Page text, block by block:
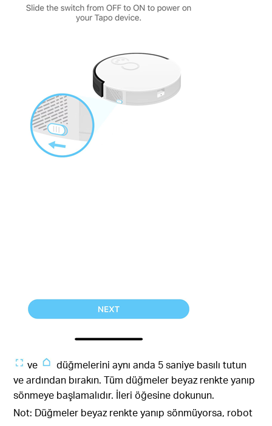
ve
düğmelerini aynı anda 5 saniye basılı tutun
ve ardından bırakın. Tüm düğmeler beyaz renkte yanıp
sönmeye başlamalıdır. İleri öğesine dokunun.
Not: Düğmeler beyaz renkte yanıp sönmüyorsa, robot